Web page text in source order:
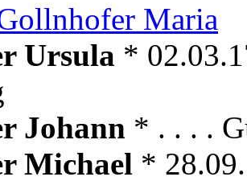
Maria
Ursula *
Johann * . . . .
Michael *